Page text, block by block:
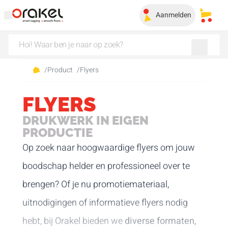
Aanmelden Mijn
/Product /Flyers
FLYERS
DRUKWERK IN EIGEN
PRODUCTIE
Op zoek naar hoogwaardige flyers om jouw
boodschap helder en professioneel over te
brengen? Of je nu promotiemateriaal,
uitnodigingen of informatieve flyers nodig
hebt, bij Orakel bieden wediverse formaten,